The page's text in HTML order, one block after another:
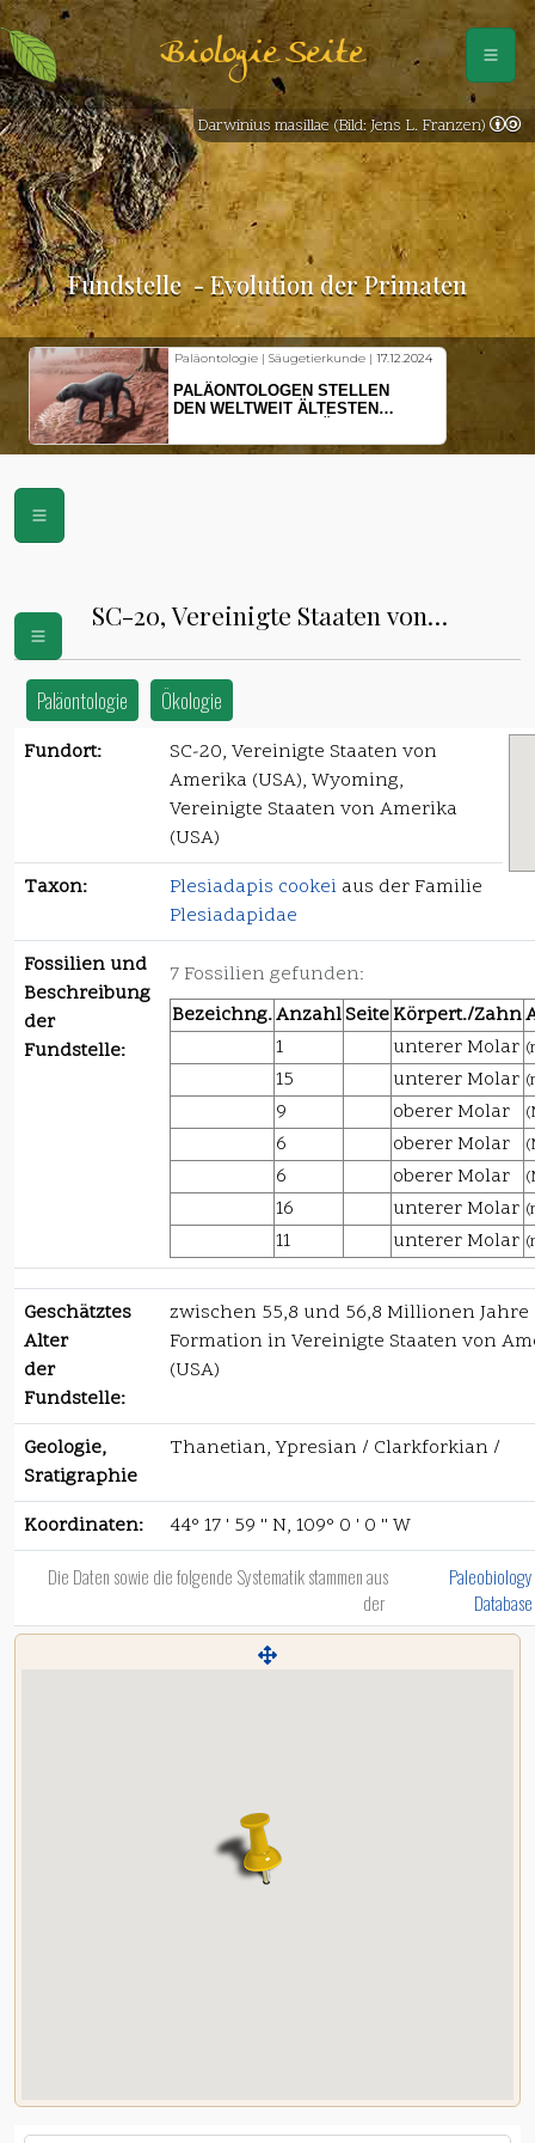
Biologie Seite
Fundstelle - Evolution der Primaten
Paläontologie | Säugetierkunde | 17.12.2024
PALÄONTOLOGEN STELLEN
DEN WELTWEIT ÄLTESTEN
VOR
Darwinius masillae (Bild: Jens L. Franzen)
SC-20, Vereinigte Staaten von
Paläontologie Ökologie
Fundort:
SC-20, Vereinigte Staaten von
Amerika (USA), Wyoming,
Vereinigte Staaten von Amerika
(USA)
Taxon:
Plesiadapis cookei aus der Familie
Plesiadapidae
Fossilien und
Beschreibung
der
Fundstelle:
7 Fossilien gefunden:
Bezeichng.AnzahlSeiteKörpert./Zahn
1
unterer Molar
15 unterer Molar
9 oberer Molar
6 oberer Molar
6 oberer Molar
16 unterer Molar
11 unterer Molar
Geschätztes
Alter
der
Fundstelle:
zwischen 55,8 und 56,8 Millionen Jahre
Formation in Vereinigte Staaten von
(USA)
Geologie,
Sratigraphie
Thanetian, Ypresian / Clarkforkian /
Koordinaten:
44° 17 ' 59 '' N, 109° 0 ' 0 '' W
Die Daten sowie die folgende Systematik stammen aus
der
Paleobiology
Database